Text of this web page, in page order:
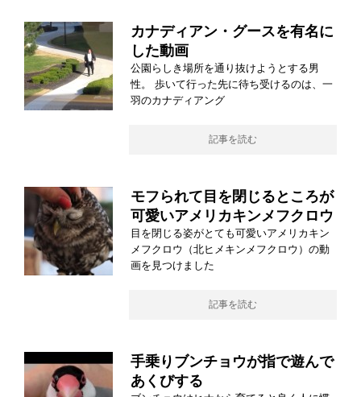
カナディアン・グースを有名に
した動画
公園らしき場所を通り抜けようとする男
性。 歩いて行った先に待ち受けるのは、一
羽のカナディアング
記事を読む
モフられて目を閉じるところが
可愛いアメリカキンメフクロウ
目を閉じる姿がとても可愛いアメリカキン
メフクロウ（北ヒメキンメフクロウ）の動
画を見つけました
記事を読む
手乗りブンチョウが指で遊んで
あくびする